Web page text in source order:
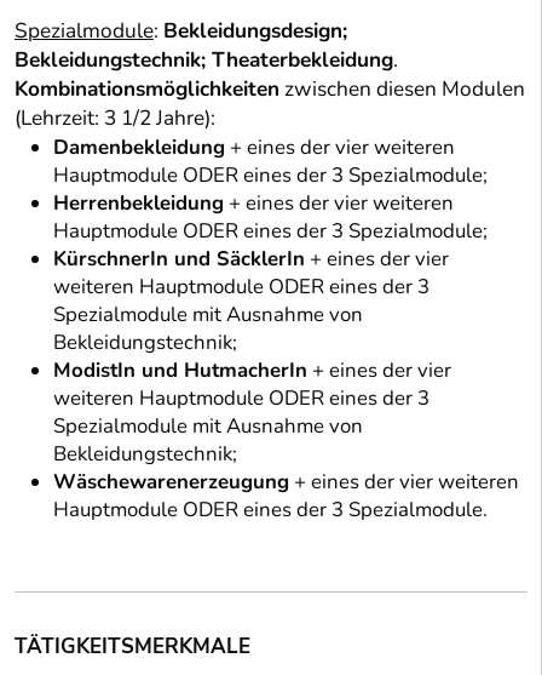
Spezialmodule: Bekleidungsdesign;
Bekleidungstechnik; Theaterbekleidung.
Kombinationsmöglichkeiten zwischen diesen Modulen
(Lehrzeit: 3 1/2 Jahre):
Damenbekleidung + eines der vier weiteren
Hauptmodule ODER eines der 3 Spezialmodule;
Herrenbekleidung + eines der vier weiteren
Hauptmodule ODER eines der 3 Spezialmodule;
KürschnerIn und SäcklerIn + eines der vier
weiteren Hauptmodule ODER eines der 3
Spezialmodule mit Ausnahme von
Bekleidungstechnik;
ModistIn und HutmacherIn + eines der vier
weiteren Hauptmodule ODER eines der 3
Spezialmodule mit Ausnahme von
Bekleidungstechnik;
Wäschewarenerzeugung + eines der vier weiteren
Hauptmodule ODER eines der 3 Spezialmodule.
TÄTIGKEITSMERKMALE